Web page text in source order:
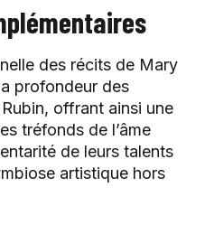
des récits de Mary
profondeur des
offrant ainsi une
tréfonds de l’âme
de leurs talents
artistique hors